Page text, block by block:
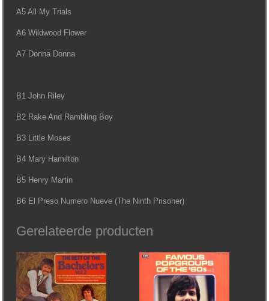
A5 All My Trials
A6 Wildwood Flower
A7 Donna Donna
B1 John Riley
B2 Rake And Rambling Boy
B3 Little Moses
B4 Mary Hamilton
B5 Henry Martin
B6 El Preso Numero Nueve (The Ninth Prisoner)
Gerelateerde producten